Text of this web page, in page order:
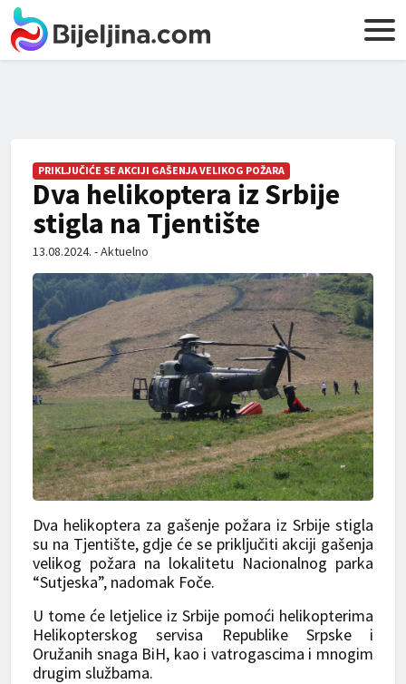
PRIKLJUČIĆE SE AKCIJI GAŠENJA VELIKOG POŽARA
Dva helikoptera iz Srbije
stigla na Tjentište
13.08.2024. - Aktuelno
Dva helikoptera za gašenje požara iz Srbije stigla
su na Tjentište, gdje će se priključiti akciji gašenja
velikog požara na lokalitetu Nacionalnog parka
“Sutjeska”, nadomak Foče.
U tome će letjelice iz Srbije pomoći helikopterima
Helikopterskog servisa Republike Srpske i
Oružanih snaga BiH, kao i vatrogascima i mnogim
drugim službama.